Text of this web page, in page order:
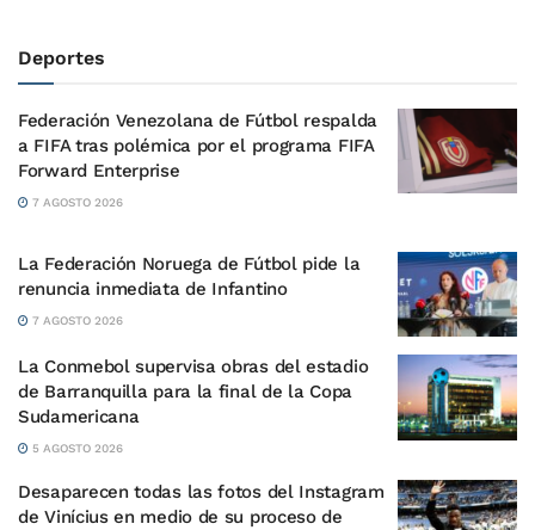
Deportes
Federación Venezolana de Fútbol respalda
a FIFA tras polémica por el programa FIFA
Forward Enterprise
7 AGOSTO 2026
La Federación Noruega de Fútbol pide la
renuncia inmediata de Infantino
7 AGOSTO 2026
La Conmebol supervisa obras del estadio
de Barranquilla para la final de la Copa
Sudamericana
5 AGOSTO 2026
Desaparecen todas las fotos del Instagram
de Vinícius en medio de su proceso de